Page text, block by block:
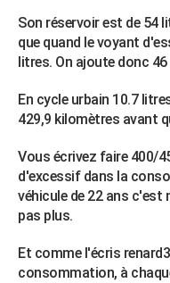
Son réservoir est de 54
que quand le voyant
litres. On ajoute donc
En cycle urbain 10.7
429,9 kilomètres avant
Vous écrivez faire 400/
d'excessif dans la
véhicule de 22 ans
pas plus.
Et comme l'écris
consommation, à